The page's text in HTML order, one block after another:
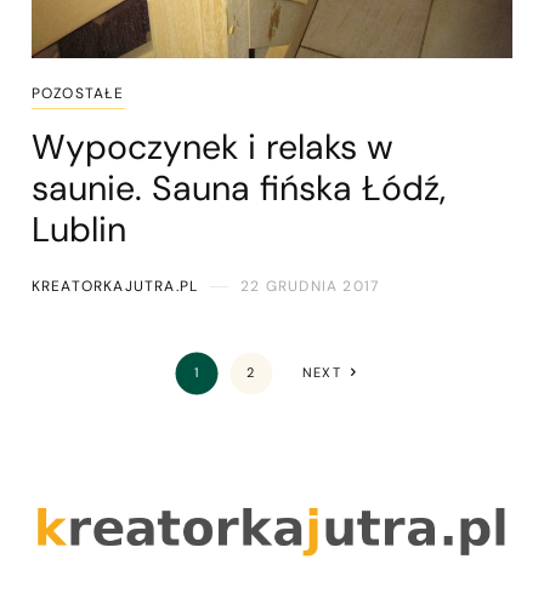
POZOSTAŁE
Wypoczynek i relaks w
saunie. Sauna fińska Łódź,
Lublin
KREATORKAJUTRA.PL 22 GRUDNIA 2017
1 2 NEXT